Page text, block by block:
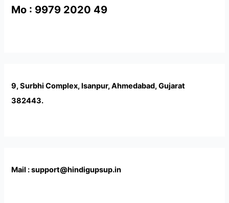
Mo : 9979 2020 49
9, Surbhi Complex, Isanpur, Ahmedabad, Gujarat
382443.
Mail : support@hindigupsup.in